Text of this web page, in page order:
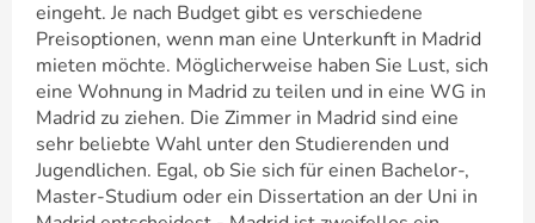
eingeht. Je nach Budget gibt es verschiedene
Preisoptionen, wenn man eine Unterkunft in Madrid
mieten möchte. Möglicherweise haben Sie Lust, sich
eine Wohnung in Madrid zu teilen und in eine WG in
Madrid zu ziehen. Die Zimmer in Madrid sind eine
sehr beliebte Wahl unter den Studierenden und
Jugendlichen. Egal, ob Sie sich für einen Bachelor-,
Master-Studium oder ein Dissertation an der Uni in